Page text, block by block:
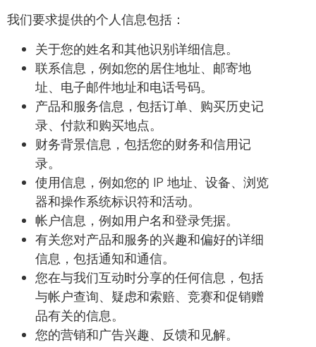
我们要求提供的个人信息包括：
关于您的姓名和其他识别详细信息。
联系信息，例如您的居住地址、邮寄地
址、电子邮件地址和电话号码。
产品和服务信息，包括订单、购买历史记
录、付款和购买地点。
财务背景信息，包括您的财务和信用记
录。
使用信息，例如您的 IP 地址、设备、浏览
器和操作系统标识符和活动。
帐户信息，例如用户名和登录凭据。
有关您对产品和服务的兴趣和偏好的详细
信息，包括通知和通信。
您在与我们互动时分享的任何信息，包括
与帐户查询、疑虑和索赔、竞赛和促销赠
品有关的信息。
您的营销和广告兴趣、反馈和见解。